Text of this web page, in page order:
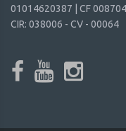
01014620387 | CF
CIR: 038006 - CV - 00064